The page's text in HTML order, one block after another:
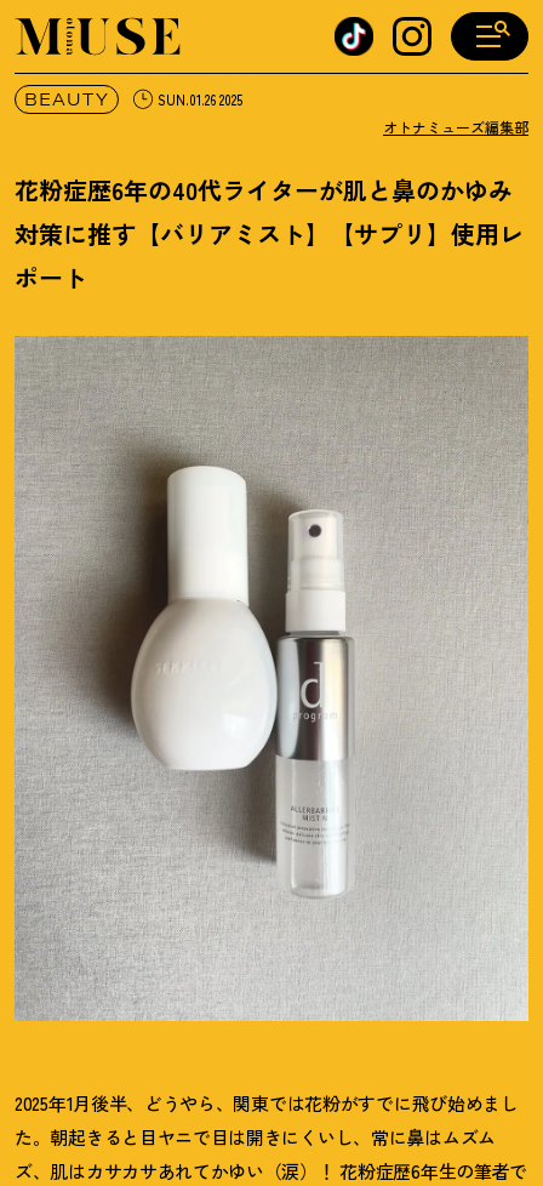
オトナミューズ ウェブ
BEAUTY SUN.01.26 2025
オトナミューズ編集部
花粉症歴6年の40代ライターが肌と鼻のかゆみ
対策に推す【バリアミスト】【サプリ】使用レ
ポート
2025年1月後半、どうやら、関東では花粉がすでに飛び始めまし
た。朝起きると目ヤニで目は開きにくいし、常に鼻はムズム
ズ、肌はカサカサあれてかゆい（涙）
！ 花粉症歴6年生の筆者で